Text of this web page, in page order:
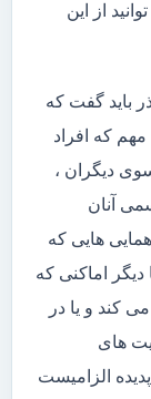
از این
باید گفت که
که افراد
دیگران ،
آنان
هایی که
دیگر اماکنی که
کند و یا در
های
الزامیست